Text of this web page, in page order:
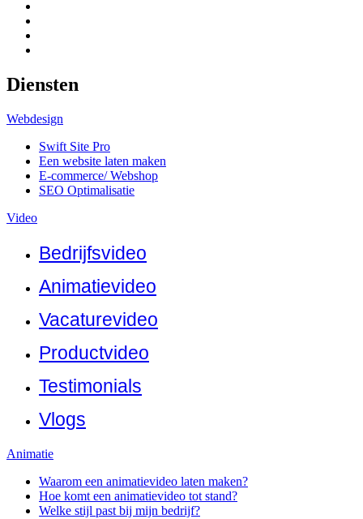
Diensten
Webdesign
Swift Site Pro
Een website laten maken
E-commerce/ Webshop
SEO Optimalisatie
Video
Bedrijfsvideo
Animatievideo
Vacaturevideo
Productvideo
Testimonials
Vlogs
Animatie
Waarom een animatievideo laten maken?
Hoe komt een animatievideo tot stand?
Welke stijl past bij mijn bedrijf?